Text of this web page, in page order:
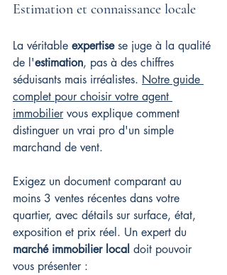
Estimation et connaissance locale
La véritable expertise se juge à la qualité
de l'estimation, pas à des chiffres
séduisants mais irréalistes. Notre guide
complet pour choisir votre agent
immobilier vous explique comment
distinguer un vrai pro d'un simple
marchand de vent.
Exigez un document comparant au
moins 3 ventes récentes dans votre
quartier, avec détails sur surface, état,
exposition et prix réel. Un expert du
marché immobilier local doit pouvoir
vous présenter :